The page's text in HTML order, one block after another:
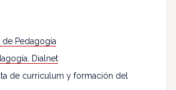
de Pedagogía
Dialnet
de curriculum y formación del